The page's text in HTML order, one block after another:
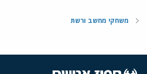
משחקי מחשב ורשת